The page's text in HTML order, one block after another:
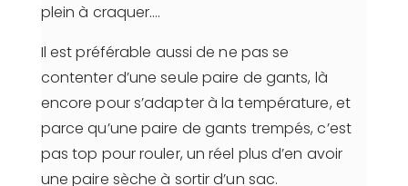
plein à craquer….
Il est préférable aussi de ne pas se
contenter d’une seule paire de gants, là
encore pour s’adapter à la température, et
parce qu’une paire de gants trempés, c’est
pas top pour rouler, un réel plus d’en avoir
une paire sèche à sortir d’un sac.